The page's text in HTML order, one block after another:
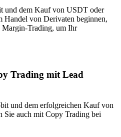
und dem Kauf von USDT oder
Handel von Derivaten beginnen,
Margin-Trading, um Ihr
Trading mit Lead
und dem erfolgreichen Kauf von
auch mit Copy Trading bei